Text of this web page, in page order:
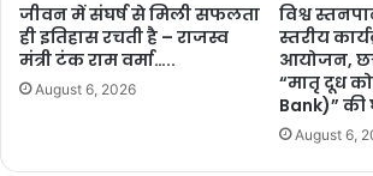
जीवन में संघर्ष से मिली सफलता
ही इतिहास रचती है – राजस्व
मंत्री टंक राम वर्मा…..
August 6, 2026
विश्व
स्तरीय
आयोजन,
“मातृ दूध
Bank)” की
August 6,